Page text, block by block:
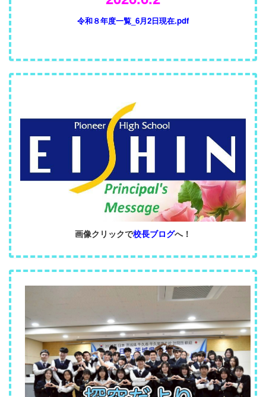
令和８年度一覧_6月2日現在.pdf
画像クリックで校長ブログへ！